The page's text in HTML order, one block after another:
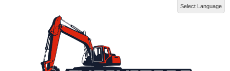
Select Language